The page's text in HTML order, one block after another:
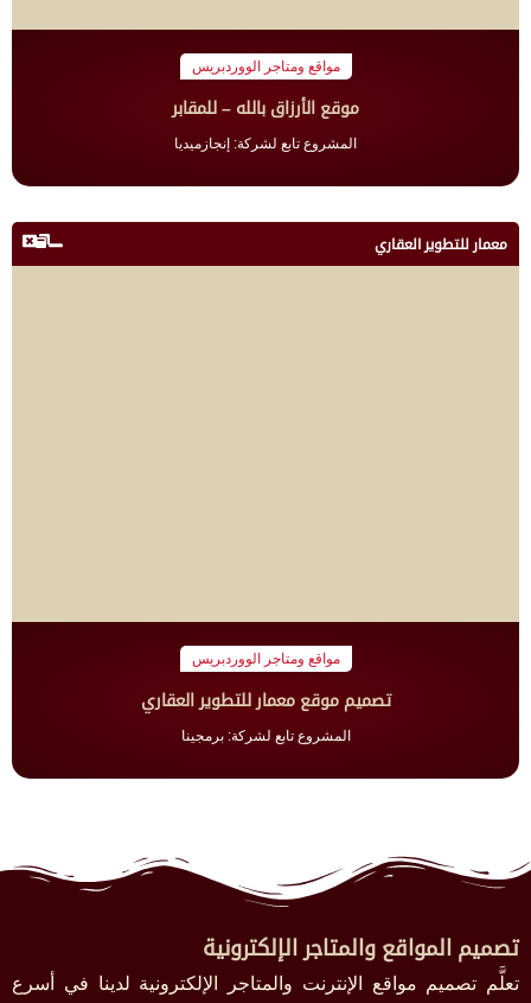
مواقع ومتاجر الووردبريس
موقع الأرزاق بالله – للمقابر
المشروع تابع لشركة: إنجازميديا
معمار للتطوير العقاري
مواقع ومتاجر الووردبريس
تصميم موقع معمار للتطوير العقاري
المشروع تابع لشركة: برمجينا
تصميم المواقع والمتاجر الإلكترونية
تعلَّم تصميم مواقع الإنترنت والمتاجر الإلكترونية لدينا في أسرع